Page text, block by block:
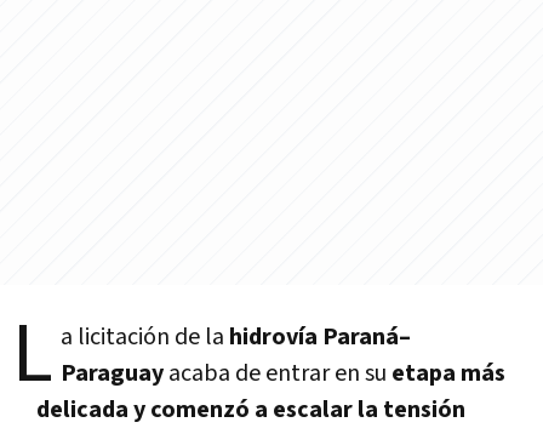
L a licitación de la hidrovía Paraná–
Paraguayacaba de entrar en su etapa más
delicada y comenzó a escalar la tensión